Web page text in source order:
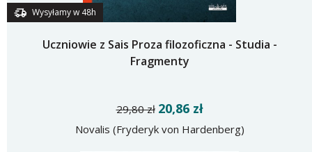
Wysyłamy w 48h
Uczniowie z Sais Proza filozoficzna - Studia -
Fragmenty
29,80 zł 20,86 zł
Novalis (Fryderyk von Hardenberg)